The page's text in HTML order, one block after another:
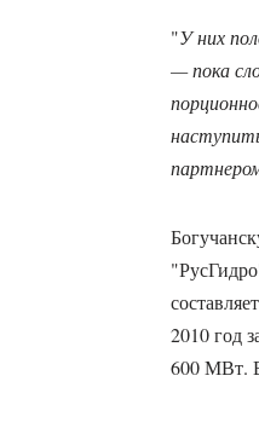
"У них
— пока
2010 год
600 МВт.